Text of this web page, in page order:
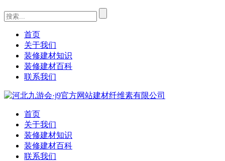
首页
关于我们
装修建材知识
装修建材百科
联系我们
首页
关于我们
装修建材知识
装修建材百科
联系我们